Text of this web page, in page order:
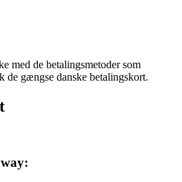
med de betalingsmetoder som
de gængse danske betalingskort.